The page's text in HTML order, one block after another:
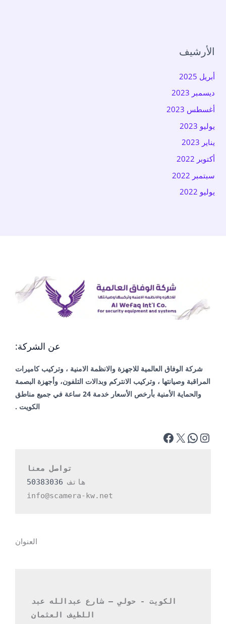
الأرشيف
أبريل 2025
ديسمبر 2023
أغسطس 2023
يوليو 2023
يناير 2023
أكتوبر 2022
سبتمبر 2022
يوليو 2022
عن الشركة:
شركة الوفاق العالمية للاجهزة والانظمة الامنية ، وتركيب كاميرات
المراقبة وصيانتها ، وتركيب الانتركم وبدالات التلفون، وأجهزة البصمة
والحماية الأمنية بأرخص الأسعار خدمة 24 ساعة في جميع مناطق
الكويت .
تواصل معنا
هاتف 50383036
info@scamera-kw.net
العنوان
اللطيف العثمان